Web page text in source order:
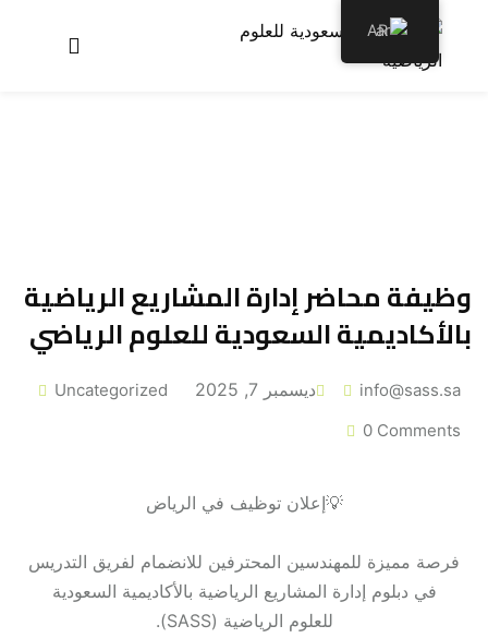
اتصل بنا
وظيفة محاضر إدارة المشاريع الرياضية
بالأكاديمية السعودية للعلوم الرياضي
info@sass.sa ديسمبر 7, 2025
Uncategorized
0 Comments
💡إعلان توظيف في الرياض
فرصة مميزة للمهندسين المحترفين للانضمام لفريق التدريس
في دبلوم إدارة المشاريع الرياضية بالأكاديمية السعودية
للعلوم الرياضية (SASS).
AR